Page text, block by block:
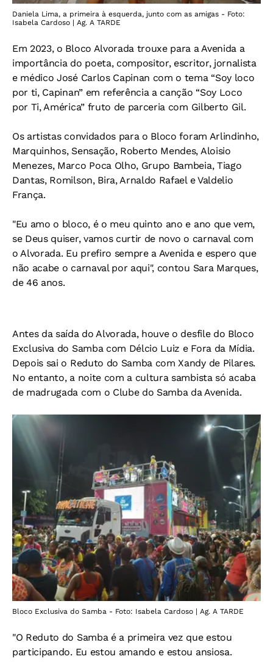
Daniela Lima, a primeira à esquerda, junto com as amigas - Foto:
Isabela Cardoso | Ag. A TARDE
Em 2023, o Bloco Alvorada trouxe para a Avenida a
importância do poeta, compositor, escritor, jornalista
e médico José Carlos Capinan com o tema “Soy loco
por ti, Capinan” em referência a canção “Soy Loco
por Ti, América” fruto de parceria com Gilberto Gil.
Os artistas convidados para o Bloco foram Arlindinho,
Marquinhos, Sensação, Roberto Mendes, Aloisio
Menezes, Marco Poca Olho, Grupo Bambeia, Tiago
Dantas, Romilson, Bira, Arnaldo Rafael e Valdelio
França.
"Eu amo o bloco, é o meu quinto ano e ano que vem,
se Deus quiser, vamos curtir de novo o carnaval com
o Alvorada. Eu prefiro sempre a Avenida e espero que
não acabe o carnaval por aqui", contou Sara Marques,
de 46 anos.
Antes da saída do Alvorada, houve o desfile do Bloco
Exclusiva do Samba com Délcio Luiz e Fora da Mídia.
Depois sai o Reduto do Samba com Xandy de Pilares.
No entanto, a noite com a cultura sambista só acaba
de madrugada com o Clube do Samba da Avenida.
Bloco Exclusiva do Samba - Foto: Isabela Cardoso | Ag. A TARDE
"O Reduto do Samba é a primeira vez que estou
participando. Eu estou amando e estou ansiosa.